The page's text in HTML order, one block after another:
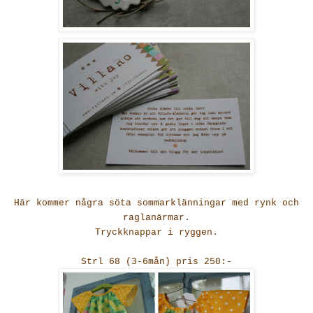
Här kommer några söta sommarklänningar med rynk och
raglanärmar.
Tryckknappar i ryggen.
Strl 68 (3-6mån) pris 250:-